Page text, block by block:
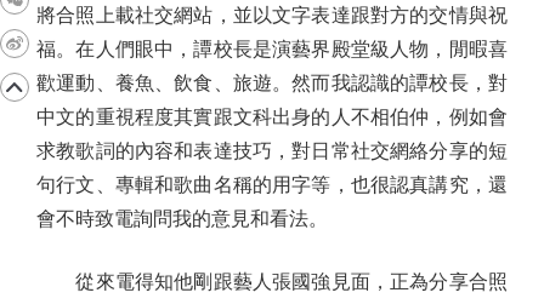
將合照上載社交網站，並以文字表達跟對方的交情與祝
福。在人們眼中，譚校長是演藝界殿堂級人物，閒暇喜
歡運動、養魚、飲食、旅遊。然而我認識的譚校長，對
中文的重視程度其實跟文科出身的人不相伯仲，例如會
求教歌詞的內容和表達技巧，對日常社交網絡分享的短
句行文、專輯和歌曲名稱的用字等，也很認真講究，還
會不時致電詢問我的意見和看法。
從來電得知他剛跟藝人張國強見面，正為分享合照